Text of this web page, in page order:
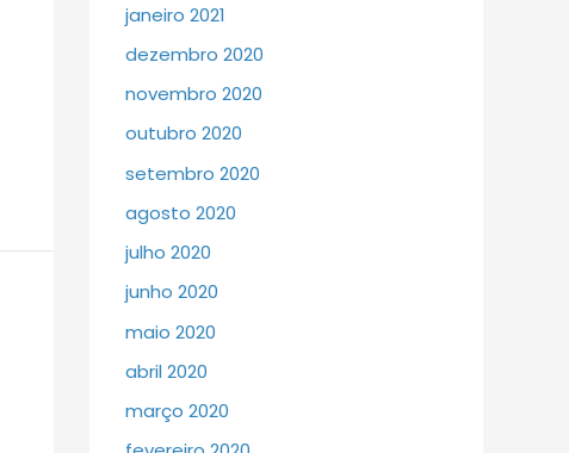
janeiro 2021
dezembro 2020
novembro 2020
outubro 2020
setembro 2020
agosto 2020
julho 2020
junho 2020
maio 2020
abril 2020
março 2020